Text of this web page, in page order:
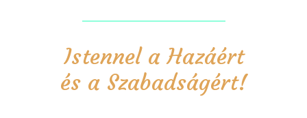
Istennel a Hazáért
és a Szabadságért!